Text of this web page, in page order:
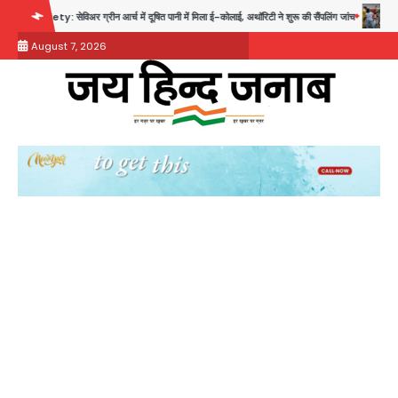
content
ग्रीन आर्च में दूषित पानी में मिला ई-कोलाई, अथॉरिटी ने शुरू की सैंपलिंग जांच थाईलैंड के स्कूल
August 7, 2026